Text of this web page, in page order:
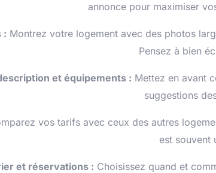
annonce pour maximiser
: Montrez votre logement avec des photos
Pensez à bien
et équipements : Mettez en avant
suggestions
vos tarifs avec ceux des autres
est souvent
et réservations : Choisissez quand et